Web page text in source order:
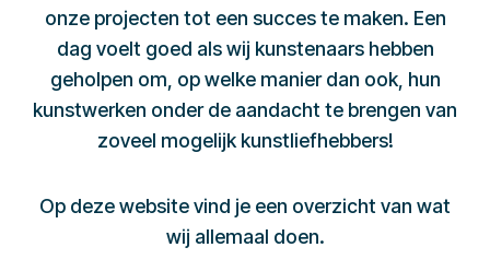
onze projecten tot een succes te maken. Een
dag voelt goed als wij kunstenaars hebben
geholpen om, op welke manier dan ook, hun
kunstwerken onder de aandacht te brengen van
zoveel mogelijk kunstliefhebbers!
Op deze website vind je een overzicht van wat
wij allemaal doen.